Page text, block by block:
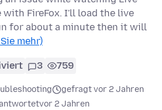
with FireFox. I'll load the live
for about a minute then it will
mehr)
3 759
gefragt vor 2 Jahren
vor 2 Jahren